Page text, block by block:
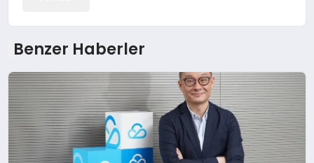
Benzer Haberler